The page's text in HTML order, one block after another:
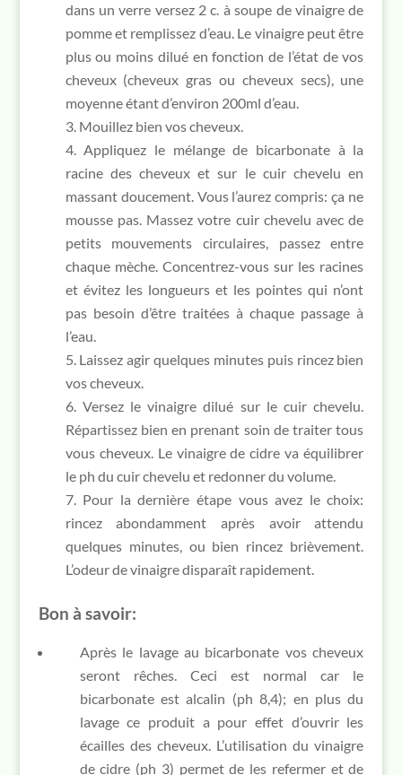
dans un verre versez 2 c. à soupe de vinaigre de
pomme et remplissez d’eau. Le vinaigre peut être
plus ou moins dilué en fonction de l’état de vos
cheveux (cheveux gras ou cheveux secs), une
moyenne étant d’environ 200ml d’eau.
Mouillez bien vos cheveux.
Appliquez le mélange de bicarbonate à la
racine des cheveux et sur le cuir chevelu en
massant doucement. Vous l’aurez compris: ça ne
mousse pas. Massez votre cuir chevelu avec de
petits mouvements circulaires, passez entre
chaque mèche. Concentrez-vous sur les racines
et évitez les longueurs et les pointes qui n’ont
pas besoin d’être traitées à chaque passage à
l’eau.
Laissez agir quelques minutes puis rincez bien
vos cheveux.
Versez le vinaigre dilué sur le cuir chevelu.
Répartissez bien en prenant soin de traiter tous
vous cheveux. Le vinaigre de cidre va équilibrer
le ph du cuir chevelu et redonner du volume.
Pour la dernière étape vous avez le choix:
rincez abondamment après avoir attendu
quelques minutes, ou bien rincez brièvement.
L’odeur de vinaigre disparaît rapidement.
Bon à savoir:
Après le lavage au bicarbonate vos cheveux
seront rêches. Ceci est normal car le
bicarbonate est alcalin (ph 8,4); en plus du
lavage ce produit a pour effet d’ouvrir les
écailles des cheveux. L’utilisation du vinaigre
de cidre (ph 3) permet de les refermer et de